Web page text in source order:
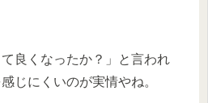
良くなったか？」と言われ
じにくいのが実情やね。